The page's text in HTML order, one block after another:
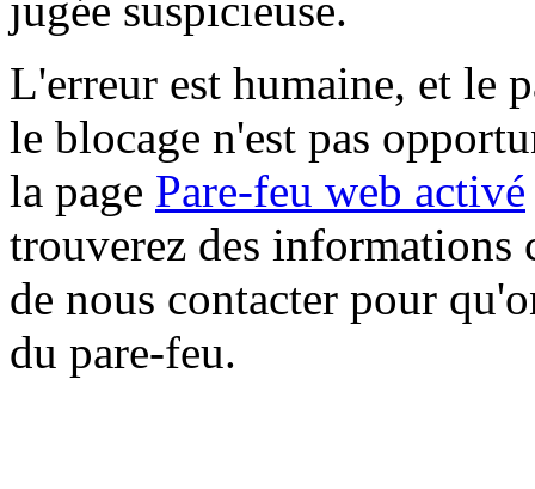
jugée suspicieuse.
L'erreur est humaine, et le
le blocage n'est pas
la page Pare-feu web activé
trouverez des informations
de nous contacter pour
du pare-feu.